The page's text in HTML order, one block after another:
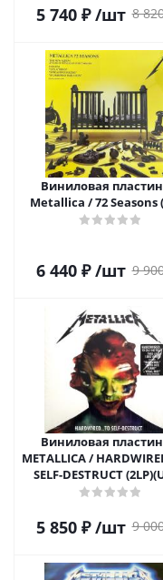
5 740₽ /шт 8
Виниловая
Metallica / 72 Seasons
6 440₽ /шт 9
Виниловая
METALLICA /
SELF-DESTRUCT
5 850₽ /шт 9